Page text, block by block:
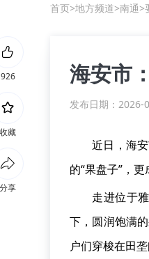
首页>地方频道>南通>
海安市
发布日期：2026-
近日，海
的“果盘子”，更
走进位于
下，圆润饱满
户们穿梭在田
926
收藏
分享